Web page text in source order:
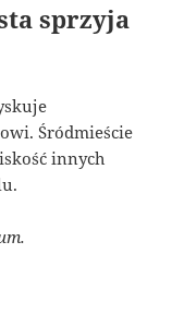
sprzyja
Śródmieście
innych